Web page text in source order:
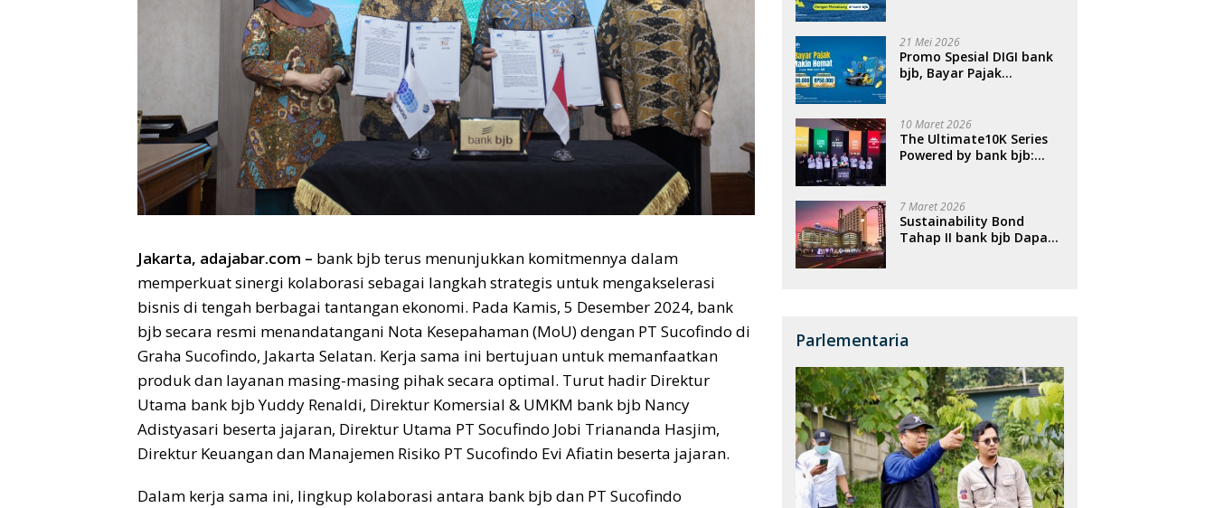
Jakarta, adajabar.com – bank bjb terus menunjukkan komitmennya dalam
memperkuat sinergi kolaborasi sebagai langkah strategis untuk mengakselerasi
bisnis di tengah berbagai tantangan ekonomi. Pada Kamis, 5 Desember 2024, bank
bjb secara resmi menandatangani Nota Kesepahaman (MoU) dengan PT Sucofindo di
Graha Sucofindo, Jakarta Selatan. Kerja sama ini bertujuan untuk memanfaatkan
produk dan layanan masing-masing pihak secara optimal. Turut hadir Direktur
Utama bank bjbYuddy Renaldi, Direktur Komersial & UMKM bank bjb Nancy
Adistyasari beserta jajaran, Direktur Utama PT Socufindo Jobi Triananda Hasjim,
Direktur Keuangan dan Manajemen Risiko PT Sucofindo Evi Afiatin beserta jajaran.
Dalam kerja sama ini, lingkup kolaborasi antara bank bjb dan PT Sucofindo
21 Mei 2026
Promo Spesial DIGI bank
bjb, Bayar Pajak
10 Maret 2026
The Ultimate10K Series
Powered by bank bjb:
Ekonomi, dan
Menghidupkan Sport
Tourism Nasional
7 Maret 2026
Sustainability Bond
Tahap II bank bjb Dapat
Parlementaria